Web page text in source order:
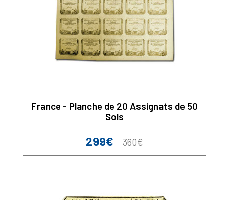
France - Planche de 20 Assignats de 50
Sols
Prix
299€
Prix
360€